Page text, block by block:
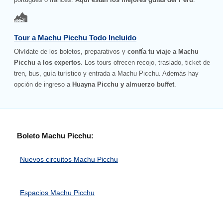
Tour a Machu Picchu Todo Incluido
Olvídate de los boletos, preparativos yconfía tu viaje a Machu
Picchu a los expertos. Los tours ofrecen recojo, traslado, ticket de
tren, bus, guía turístico y entrada a Machu Picchu. Además hay
opción de ingreso a Huayna Picchu y almuerzo buffet.
Boleto Machu Picchu:
Nuevos circuitos Machu Picchu
Espacios Machu Picchu